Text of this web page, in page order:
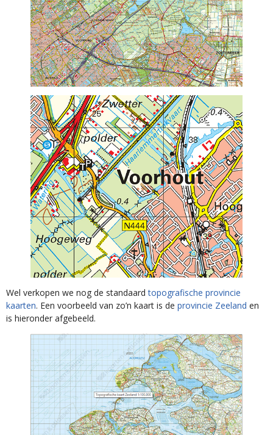
Wel verkopen we nog de standaardtopografische provincie
kaarten. Een voorbeeld van zo’n kaart is de provincie Zeeland en
is hieronder afgebeeld.